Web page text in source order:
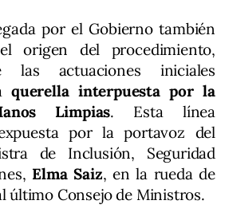
por el Gobierno también
origen del procedimiento,
las actuaciones iniciales
querella interpuesta por la
Limpias. Esta línea
por la portavoz del
de Inclusión, Seguridad
Elma Saiz, en la rueda de
último Consejo de Ministros.